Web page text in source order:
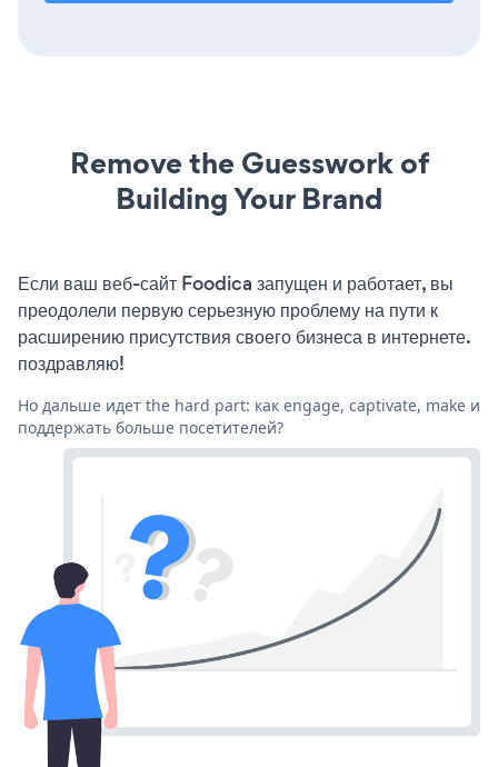
Remove the Guesswork of
Building Your Brand
Если ваш веб-сайт Foodica запущен и работает, вы
преодолели первую серьезную проблему на пути к
расширению присутствия своего бизнеса в интернете.
поздравляю!
Но дальше идет the hard part: как engage, captivate, make и
поддержать больше посетителей?